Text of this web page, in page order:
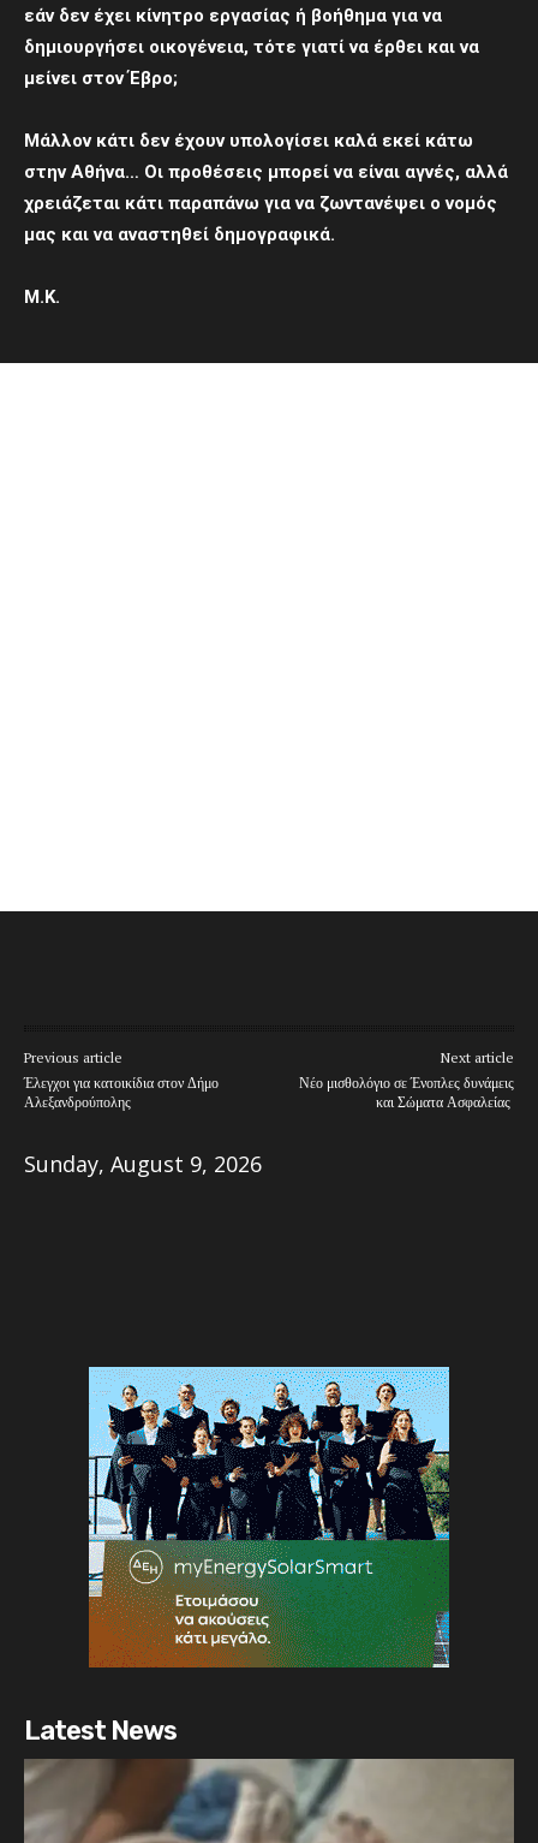
εάν δεν έχει κίνητρο εργασίας ή βοήθημα για να
δημιουργήσει οικογένεια, τότε γιατί να έρθει και να
μείνει στον Έβρο;
Μάλλον κάτι δεν έχουν υπολογίσει καλά εκεί κάτω
στην Αθήνα… Οι προθέσεις μπορεί να είναι αγνές, αλλά
χρειάζεται κάτι παραπάνω για να ζωντανέψει ο νομός
μας και να αναστηθεί δημογραφικά.
Μ.Κ.
Previous article
Έλεγχοι για κατοικίδια στον Δήμο
Αλεξανδρούπολης
Next article
Νέο μισθολόγιο σε Ένοπλες δυνάμεις
και Σώματα Ασφαλείας
Sunday, August 9, 2026
Latest News